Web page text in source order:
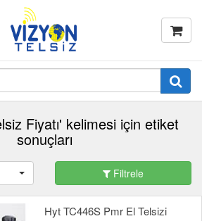
Fiyatı' kelimesi için etiket
sonuçları
Filtrele
Hyt TC446S Pmr El Telsizi